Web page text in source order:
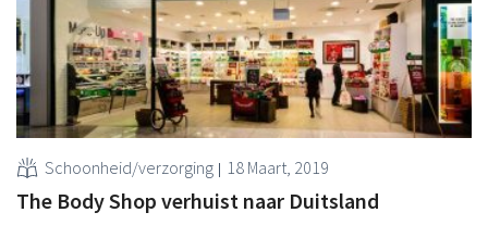
Schoonheid/verzorging 18 Maart, 2019
The Body Shop verhuist naar Duitsland